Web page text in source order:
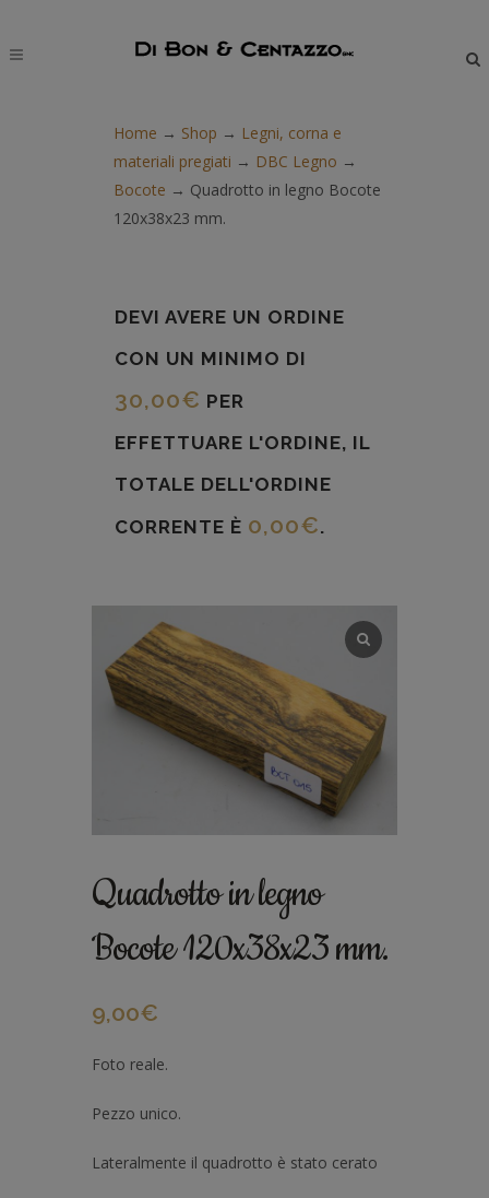
Home → Shop → Legni, corna e
materiali pregiati → DBC Legno →
Bocote → Quadrotto in legno Bocote
120x38x23 mm.
DEVI AVERE UN ORDINE
CON UN MINIMO DI
30,00€ PER
EFFETTUARE L'ORDINE, IL
TOTALE DELL'ORDINE
CORRENTE È 0,00€.
Quadrotto in legno
Bocote 120x38x23 mm.
9,00€
Foto reale.
Pezzo unico.
Lateralmente il quadrotto è stato cerato